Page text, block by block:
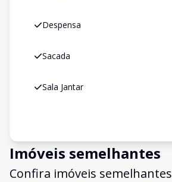
Despensa
Sacada
Sala Jantar
Imóveis semelhantes
Confira imóveis semelhantes